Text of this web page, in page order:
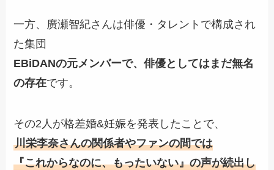
一方、廣瀬智紀さんは俳優・タレントで構成され
た集団
EBiDANの元メンバーで、俳優としてはまだ無名
の存在です。
その2人が格差婚&妊娠を発表したことで、
川栄李奈さんの関係者やファンの間では
『これからなのに、もったいない』の声が続出し